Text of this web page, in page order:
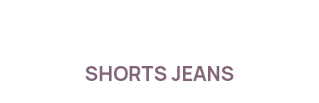
SHORTS JEANS